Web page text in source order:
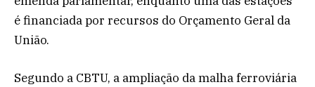
é financiada por recursos do Orçamento Geral da
União.
Segundo a CBTU, a ampliação da malha ferroviária